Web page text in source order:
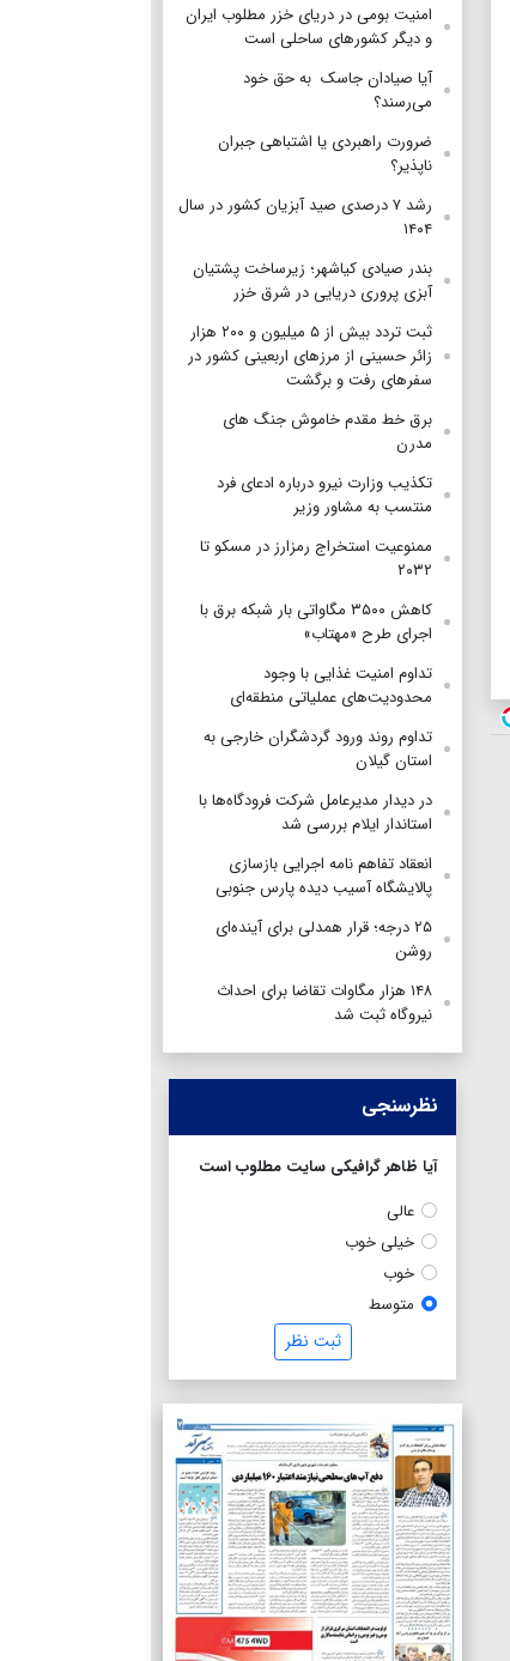
امنیت بومی در دریای خزر مطلوب ایران
و دیگر کشورهای ساحلی است
آیا صیادان جاسک به حق خود
می‌رسند؟
ضرورت راهبردی یا اشتباهی جبران
ناپذیر؟
رشد ۷ درصدی صید آبزیان کشور در سال
۱۴۰۴
بندر صیادی کیاشهر؛ زیرساخت پشتیان
آبزی پروری دریایی در شرق خزر
ثبت تردد بیش از ۵ میلیون و ۲۰۰ هزار
زائر حسینی از مرزهای اربعینی کشور در
سفرهای رفت و برگشت
برق خط مقدم خاموش جنگ های
مدرن
تکذیب وزارت نیرو درباره ادعای فرد
منتسب به مشاور وزیر
ممنوعیت استخراج رمزارز در مسکو تا
۲۰۳۲
کاهش ۳۵۰۰ مگاواتی بار شبکه برق با
اجرای طرح «مهتاب»
تداوم امنیت غذایی با وجود
محدودیت‌های عملیاتی منطقه‌ای
تداوم روند ورود گردشگران خارجی به
استان گیلان
در دیدار مدیرعامل شرکت فرودگاه‌ها با
استاندار ایلام بررسی شد
انعقاد تفاهم نامه اجرایی بازسازی
پالایشگاه آسیب دیده پارس جنوبی
۲۵ درجه؛ قرار همدلی برای آینده‌ای
روشن
۱۴۸ هزار مگاوات تقاضا برای احداث
نیروگاه ثبت شد
نظرسنجی
آیا ظاهر گرافیکی سایت مطلوب است
عالی
خیلی خوب
خوب
متوسط
ثبت نظر